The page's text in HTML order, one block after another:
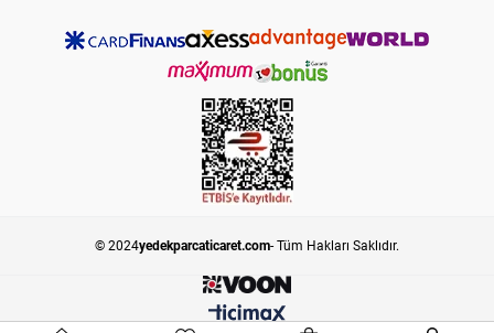
© 2024yedekparcaticaret.com- Tüm Hakları Saklıdır.